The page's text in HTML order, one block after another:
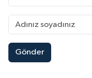
Gönder